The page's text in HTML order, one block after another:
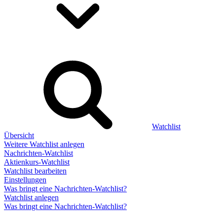
Watchlist
Übersicht
Weitere Watchlist anlegen
Nachrichten-Watchlist
Aktienkurs-Watchlist
Watchlist bearbeiten
Einstellungen
Was bringt eine Nachrichten-Watchlist?
Watchlist anlegen
Was bringt eine Nachrichten-Watchlist?